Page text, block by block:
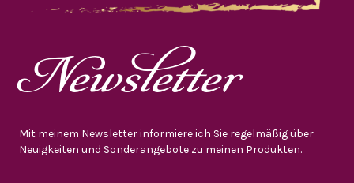
Newsletter
Mit meinem Newsletter informiere ich Sie regelmäßig über
Neuigkeiten und Sonderangebote zu meinen Produkten.